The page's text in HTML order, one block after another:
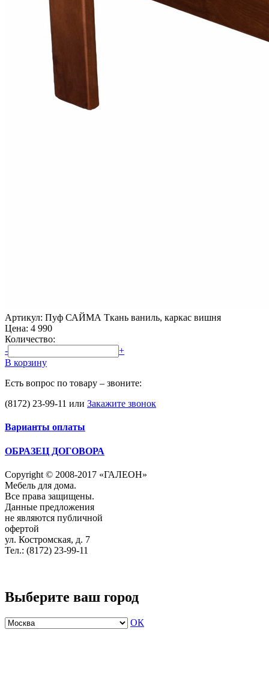
Артикул: Пуф САЙМА Ткань ваниль, каркас вишня
Цена: 4 990
Количество:
-
+
В корзину
Есть вопрос по товару – звоните:
(8172) 23-99-11 или Закажите звонок
Варианты оплаты
ОБРАЗЕЦ ДОГОВОРА
Copyright © 2008-2017 «ГАЛЕОН»
Мебель для дома.
Все права защищены.
Данные предложения
не являются публичной
офертой
ул. Костромская, д. 7
Тел.: (8172) 23-99-11
Выберите ваш город
ОК